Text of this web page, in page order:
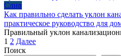
Слив
Как правильно сделать уклон
практическое руководство для
Правильный уклон
Пагинация
записей
1 2 Далее
Поиск